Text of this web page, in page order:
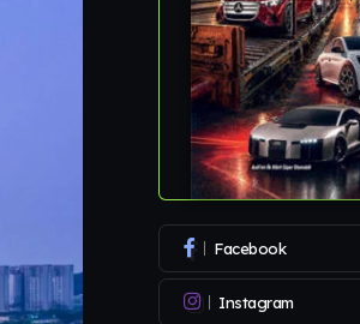
Facebook
Instagram